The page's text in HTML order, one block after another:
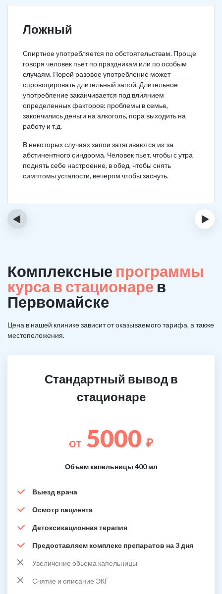
Ложный
Спиртное употребляется по обстоятельствам. Проще
говоря человек пьет по праздникам или по особым
случаям. Порой разовое употребление может
спровоцировать длительный запой. Длительное
употребление заканчивается под влиянием
определенных факторов: проблемы в семье,
закончились деньги на алкоголь, пора выходить на
работу и т.д.
В некоторых случаях запои затягиваются из-за
абстинентного синдрома. Человек пьет, чтобы с утра
поднять себе настроение, в обед, чтобы снять
симптомы усталости, вечером чтобы заснуть.
‹ ›
Комплексные программы
курса в стационаре в
Первомайске
Цена в нашей клинике зависит от оказываемого тарифа, а также
местоположения.
Стандартный вывод в
стационаре
от 5000 ₽
Объем капельницы 400 мл
Выезд врача
Осмотр пациента
Детоксикационная терапия
Предоставляем комплекс препаратов на 3 дня
Увеличение обьема капельницы
Снятие и описание ЭКГ